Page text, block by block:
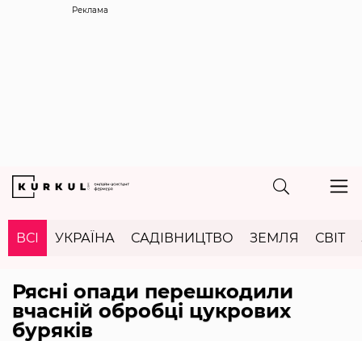
Реклама
ВСІ УКРАЇНА САДІВНИЦТВО ЗЕМЛЯ СВІТ
Рясні опади перешкодили
вчасній обробці цукрових
буряків